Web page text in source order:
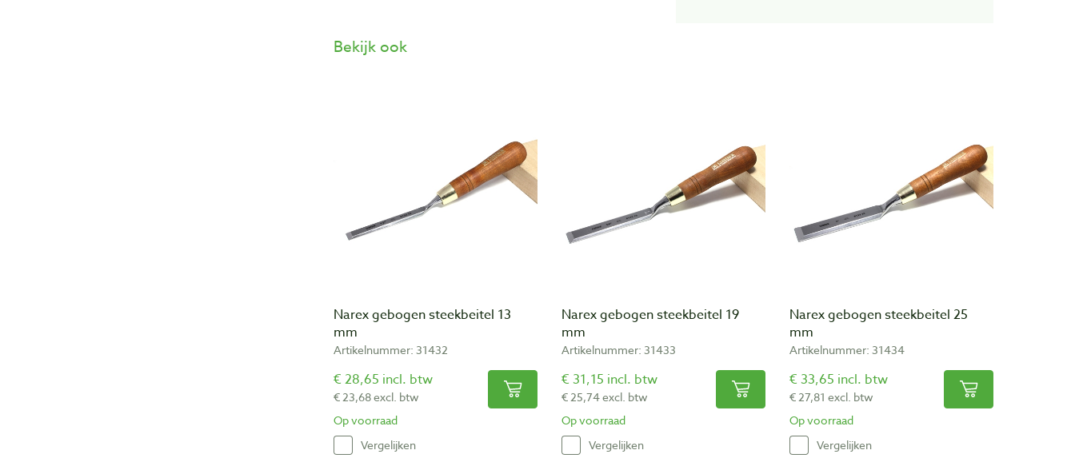
Bekijk ook
Narex gebogen steekbeitel 13
mm
Artikelnummer: 31432
€ 28,65 incl. btw
€ 23,68 excl. btw
Op voorraad
Vergelijken
Narex gebogen steekbeitel 19
mm
Artikelnummer: 31433
€ 31,15 incl. btw
€ 25,74 excl. btw
Op voorraad
Vergelijken
Narex gebogen steekbeitel 25
mm
Artikelnummer: 31434
€ 33,65 incl. btw
€ 27,81 excl. btw
Op voorraad
Vergelijken